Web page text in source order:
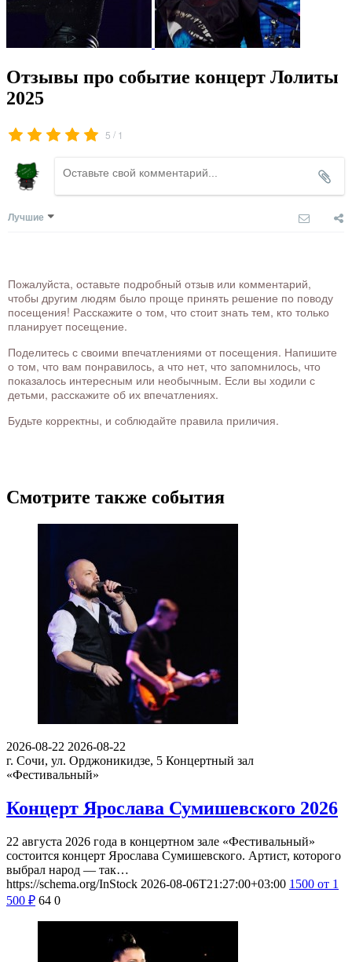
Отзывы про событие концерт Лолиты
2025
5 / 1
Лучшие
Пожалуйста, оставьте подробный отзыв или комментарий,
чтобы другим людям было проще принять решение по поводу
посещения! Расскажите о том, что стоит знать тем, кто только
планирует посещение.
Поделитесь с своими впечатлениями от посещения. Напишите
о том, что вам понравилось, а что нет, что запомнилось, что
показалось интересным или необычным. Если вы ходили с
детьми, расскажите об их впечатлениях.
Будьте корректны, и соблюдайте правила приличия.
Смотрите также события
2026-08-22 2026-08-22
г. Сочи, ул. Орджоникидзе, 5 Концертный зал
«Фестивальный»
Концерт Ярослава Сумишевского 2026
22 августа 2026 года в концертном зале «Фестивальный»
состоится концерт Ярослава Сумишевского. Артист, которого
выбрал народ — так…
https://schema.org/InStock 2026-08-06T21:27:00+03:00 1500 от 1
500 ₽ 64 0